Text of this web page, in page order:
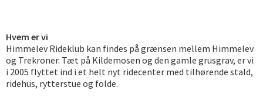
Hvem er vi
Himmelev Rideklub kan findes på grænsen mellem Himmelev
og Trekroner. Tæt på Kildemosen og den gamle grusgrav, er vi
i 2005 flyttet ind i et helt nyt ridecenter med tilhørende stald,
ridehus, rytterstue og folde.